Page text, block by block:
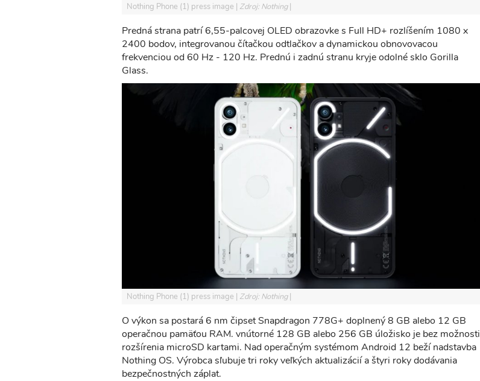
Nothing Phone (1) press image Zdroj: Nothing
Predná strana patrí 6,55-palcovej OLED obrazovke s Full HD+ rozlíšením 1080 x
2400 bodov, integrovanou čítačkou odtlačkov a dynamickou obnovovacou
frekvenciou od 60 Hz - 120 Hz. Prednú i zadnú stranu kryje odolné sklo Gorilla
Glass.
Nothing Phone (1) press image Zdroj: Nothing
O výkon sa postará 6 nm čipset Snapdragon 778G+ doplnený 8 GB alebo 12 GB
operačnou pamäťou RAM. vnútorné 128 GB alebo 256 GB úložisko je bez možnosti
rozšírenia microSD kartami. Nad operačným systémom Android 12 beží nadstavba
Nothing OS. Výrobca sľubuje tri roky veľkých aktualizácií a štyri roky dodávania
bezpečnostných záplat.